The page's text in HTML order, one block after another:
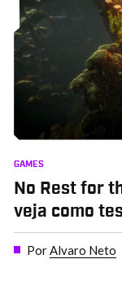
GAMES
No Rest for
veja como
Por Alvaro Neto